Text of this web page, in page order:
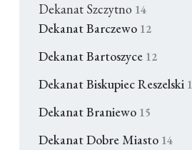
Dekanat Szczytno 14
Dekanat Barczewo 12
Dekanat Bartoszyce 12
Dekanat Biskupiec Reszelski
Dekanat Braniewo 15
Dekanat Dobre Miasto 14